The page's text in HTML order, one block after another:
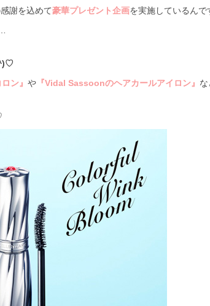
謝を込めて豪華プレゼント企画を実施しているん
ン』 や 『Vidal Sassoonのヘアカールアイロン』